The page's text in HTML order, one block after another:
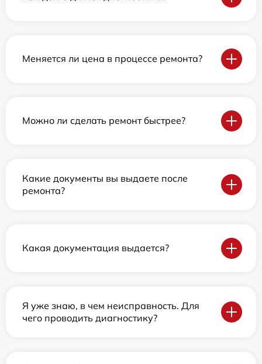
Меняется ли цена в процессе ремонта?
Можно ли сделать ремонт быстрее?
Какие документы вы выдаете после
ремонта?
Какая документация выдается?
Я уже знаю, в чем неисправность. Для
чего проводить диагностику?